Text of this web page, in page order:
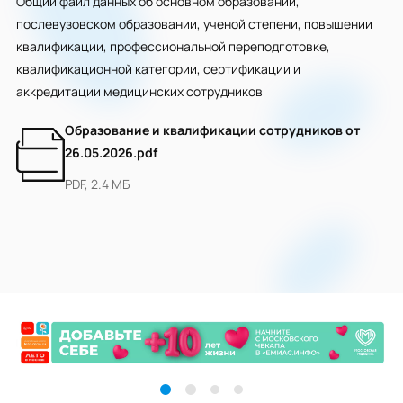
послевузовском образовании, ученой степени, повышении
квалификации, профессиональной переподготовке,
квалификационной категории, сертификации и
аккредитации медицинских сотрудников
Образование и квалификации сотрудников от
26.05.2026.pdf
PDF, 2.4 МБ